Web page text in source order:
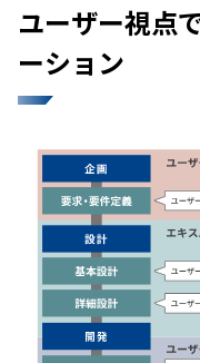
ユーザー視点
ーション